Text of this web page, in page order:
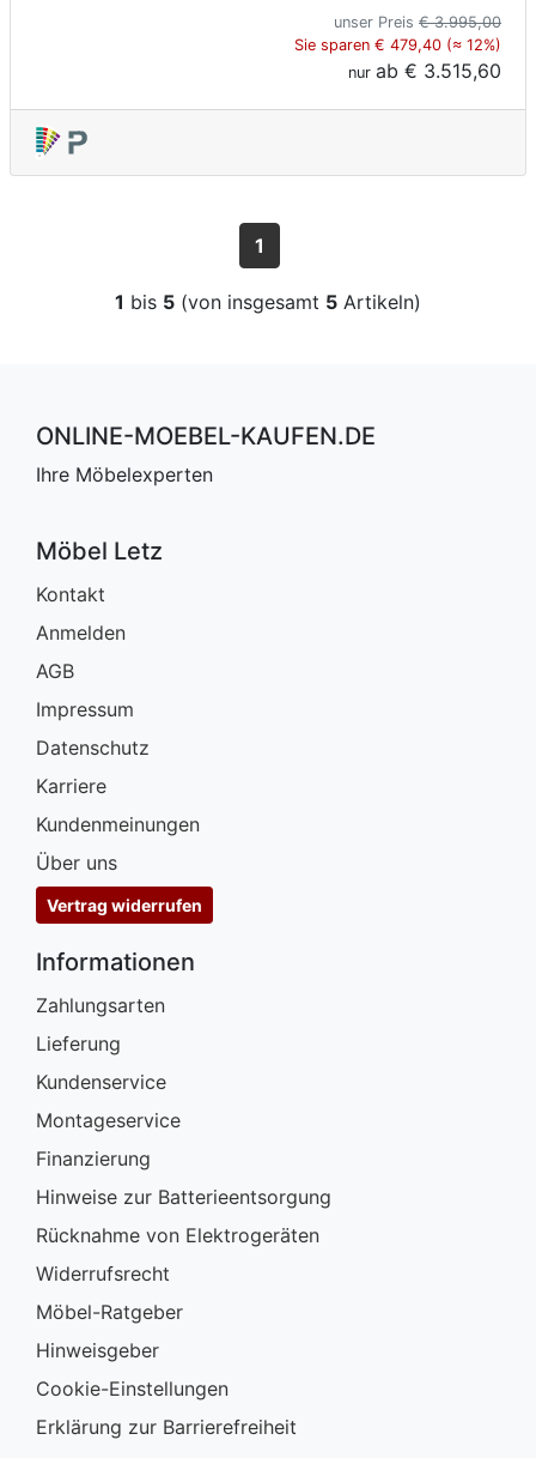
unser Preis € 3.995,00
Sie sparen € 479,40 (≈ 12%)
nur ab € 3.515,60
1
1 bis 5 (von insgesamt 5 Artikeln)
ONLINE-MOEBEL-KAUFEN.DE
Ihre Möbelexperten
Möbel Letz
Kontakt
Anmelden
AGB
Impressum
Datenschutz
Karriere
Kundenmeinungen
Über uns
Vertrag widerrufen
Informationen
Zahlungsarten
Lieferung
Kundenservice
Montageservice
Finanzierung
Hinweise zur Batterieentsorgung
Rücknahme von Elektrogeräten
Widerrufsrecht
Möbel-Ratgeber
Hinweisgeber
Cookie-Einstellungen
Erklärung zur Barrierefreiheit